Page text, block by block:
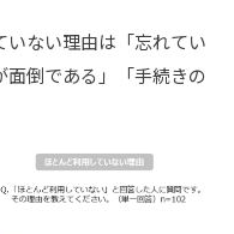
ない理由は「忘れてい
倒である」「手続きの